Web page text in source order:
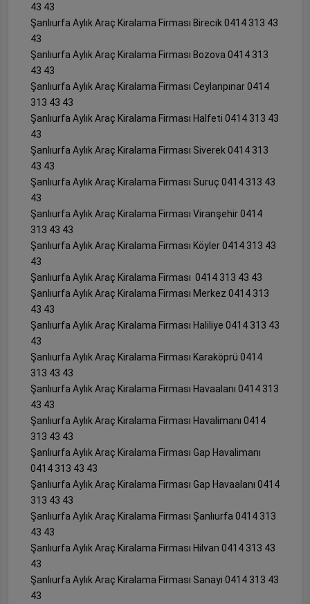
43 43
Şanlıurfa Aylık Araç Kiralama Firması Birecik 0414 313 43
43
Şanlıurfa Aylık Araç Kiralama Firması Bozova 0414 313
43 43
Şanlıurfa Aylık Araç Kiralama Firması Ceylanpınar 0414
313 43 43
Şanlıurfa Aylık Araç Kiralama Firması Halfeti 0414 313 43
43
Şanlıurfa Aylık Araç Kiralama Firması Siverek 0414 313
43 43
Şanlıurfa Aylık Araç Kiralama Firması Suruç 0414 313 43
43
Şanlıurfa Aylık Araç Kiralama Firması Viranşehir 0414
313 43 43
Şanlıurfa Aylık Araç Kiralama Firması Köyler 0414 313 43
43
Şanlıurfa Aylık Araç Kiralama Firması 0414 313 43 43
Şanlıurfa Aylık Araç Kiralama Firması Merkez 0414 313
43 43
Şanlıurfa Aylık Araç Kiralama Firması Haliliye 0414 313 43
43
Şanlıurfa Aylık Araç Kiralama Firması Karaköprü 0414
313 43 43
Şanlıurfa Aylık Araç Kiralama Firması Havaalanı 0414 313
43 43
Şanlıurfa Aylık Araç Kiralama Firması Havalimanı 0414
313 43 43
Şanlıurfa Aylık Araç Kiralama Firması Gap Havalimanı
0414 313 43 43
Şanlıurfa Aylık Araç Kiralama Firması Gap Havaalanı 0414
313 43 43
Şanlıurfa Aylık Araç Kiralama Firması Şanlıurfa 0414 313
43 43
Şanlıurfa Aylık Araç Kiralama Firması Hilvan 0414 313 43
43
Şanlıurfa Aylık Araç Kiralama Firması Sanayi 0414 313 43
43